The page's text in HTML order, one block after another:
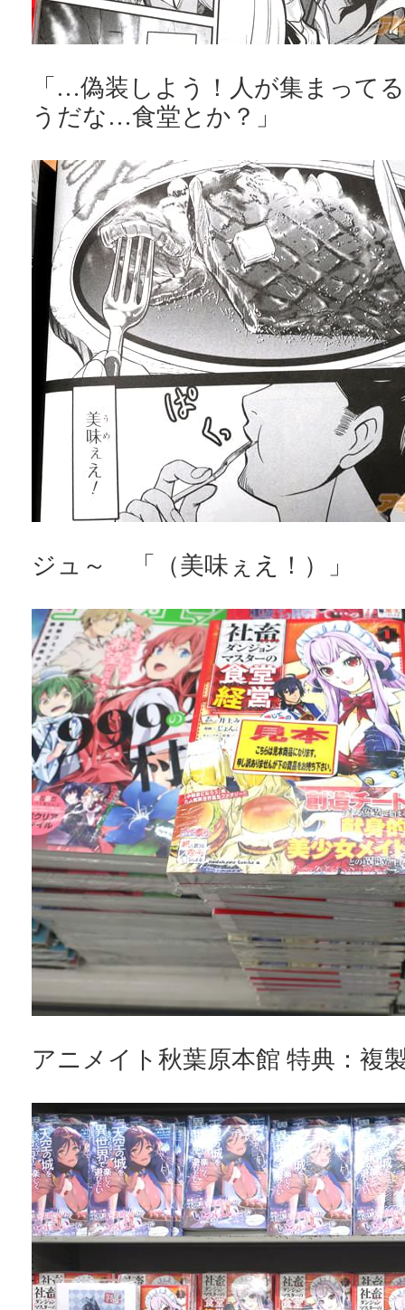
「…偽装しよう！人が集まって
うだな…食堂とか？」
ジュ～ 「（美味ぇえ！）」
アニメイト秋葉原本館 特典：複